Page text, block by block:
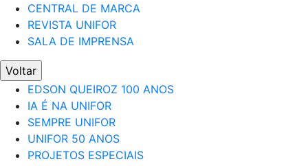
CENTRAL DE MARCA
REVISTA UNIFOR
SALA DE IMPRENSA
Voltar
EDSON QUEIROZ 100 ANOS
IA É NA UNIFOR
SEMPRE UNIFOR
UNIFOR 50 ANOS
PROJETOS ESPECIAIS